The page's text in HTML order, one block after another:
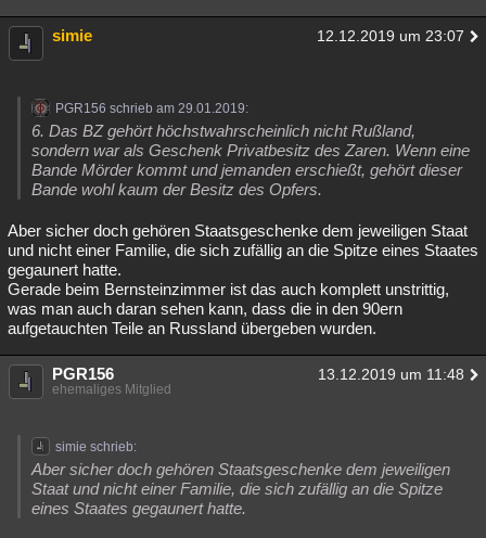
simie 12.12.2019 um 23:07
PGR156 schrieb am 29.01.2019:
6. Das BZ gehört höchstwahrscheinlich nicht Rußland,
sondern war als Geschenk Privatbesitz des Zaren. Wenn eine
Bande Mörder kommt und jemanden erschießt, gehört dieser
Bande wohl kaum der Besitz des Opfers.
Aber sicher doch gehören Staatsgeschenke dem jeweiligen Staat
und nicht einer Familie, die sich zufällig an die Spitze eines Staates
gegaunert hatte.
Gerade beim Bernsteinzimmer ist das auch komplett unstrittig,
was man auch daran sehen kann, dass die in den 90ern
aufgetauchten Teile an Russland übergeben wurden.
PGR156 13.12.2019 um 11:48
ehemaliges Mitglied
simie schrieb:
Aber sicher doch gehören Staatsgeschenke dem jeweiligen
Staat und nicht einer Familie, die sich zufällig an die Spitze
eines Staates gegaunert hatte.